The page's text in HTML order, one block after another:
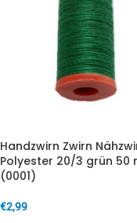
Handzwirn Zwirn
Polyester 20/3 grün 50
(0001)
€2,99